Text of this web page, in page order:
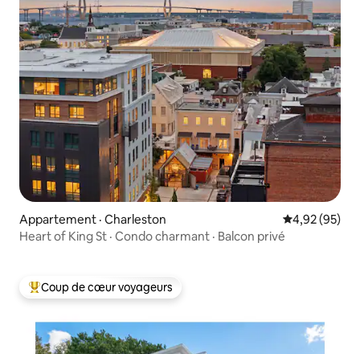
Appartement · Charleston Note
4,92 (95)
Heart of King St · Condo charmant · Balcon privé
Coup de cœur voyageurs parmi les plus aimés
Coup de cœur voyageurs